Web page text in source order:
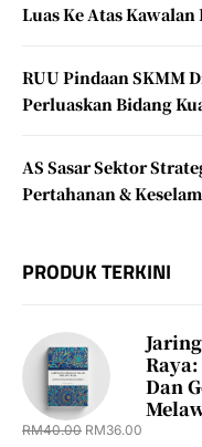
Luas Ke Atas Kawalan
RUU Pindaan SKMM
Perluaskan Bidang
AS Sasar Sektor
Pertahanan &
PRODUK TERKINI
Dan
RM40.00 RM36.00